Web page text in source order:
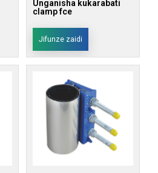
Unganisha kukarabati
clamp fce
Jifunze zaidi